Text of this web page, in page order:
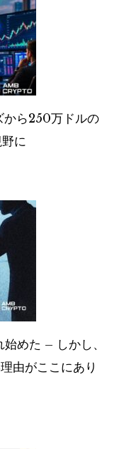
から250万ドルの
に
めた – しかし、
由がここにあり